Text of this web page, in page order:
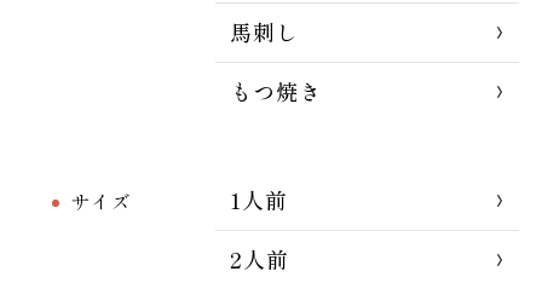
馬刺し
もつ焼き
サイズ
1人前
2人前